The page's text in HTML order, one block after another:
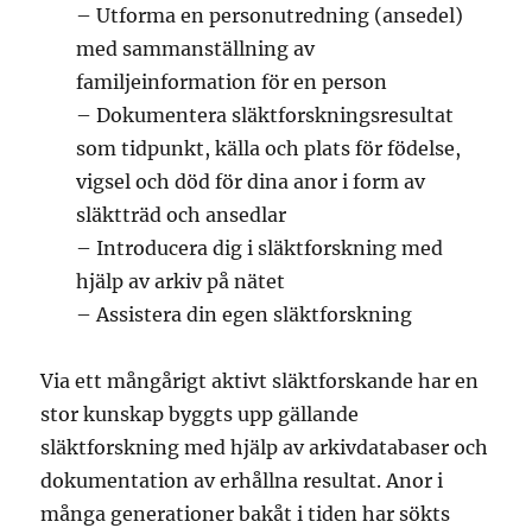
– Utforma en personutredning (ansedel)
med sammanställning av
familjeinformation för en person
– Dokumentera släktforskningsresultat
som tidpunkt, källa och plats för födelse,
vigsel och död för dina anor i form av
släktträd och ansedlar
– Introducera dig i släktforskning med
hjälp av arkiv på nätet
– Assistera din egen släktforskning
Via ett mångårigt aktivt släktforskande har en
stor kunskap byggts upp gällande
släktforskning med hjälp av arkivdatabaser och
dokumentation av erhållna resultat. Anor i
många generationer bakåt i tiden har sökts